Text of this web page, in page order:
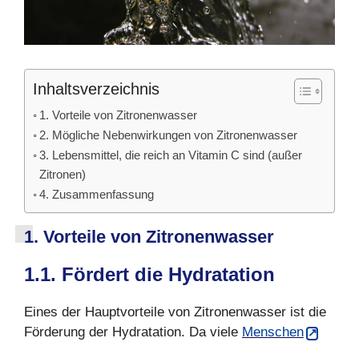
Inhaltsverzeichnis
1. Vorteile von Zitronenwasser
2. Mögliche Nebenwirkungen von Zitronenwasser
3. Lebensmittel, die reich an Vitamin C sind (außer
Zitronen)
4. Zusammenfassung
1. Vorteile von Zitronenwasser
1.1. Fördert die Hydratation
Eines der Hauptvorteile von Zitronenwasser ist die
Förderung der Hydratation. Da viele Menschen